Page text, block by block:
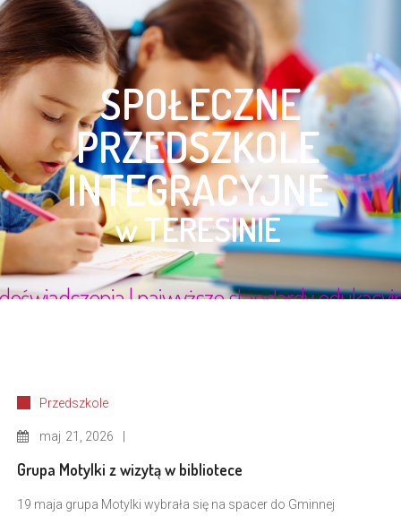
Przedszkole
maj 21, 2026
Grupa Motylki z wizytą w bibliotece
19 maja grupa Motylki wybrała się na spacer do Gminnej